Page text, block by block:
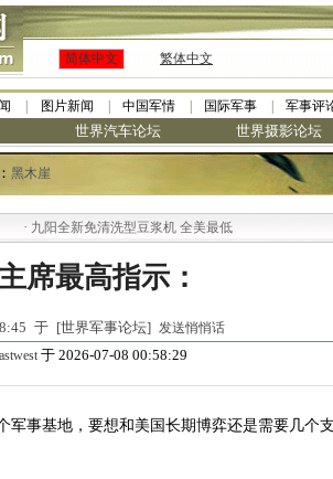
简体中文 繁体中文
图片新闻 中国军情 国际军事 军事评
世界汽车论坛 世界摄影论坛
黑木崖
九阳全新免清洗型豆浆机 全美最低
席最高指示：
于 [世界军事论坛] 发送悄悄话
于 2026-07-08 00:58:29
事基地，要想和美国长期博弈还是需要几个支